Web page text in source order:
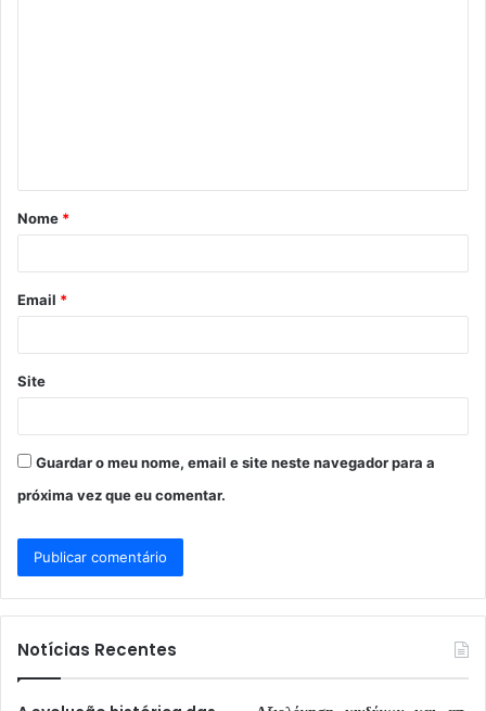
á
r
*
Nome *
Email *
Site
Guardar o meu nome, email e site neste navegador para a
próxima vez que eu comentar.
Notícias Recentes